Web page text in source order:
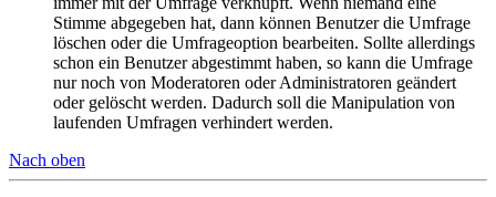
Stimme abgegeben hat, dann können Benutzer die Umfrage
löschen oder die Umfrageoption bearbeiten. Sollte allerdings
schon ein Benutzer abgestimmt haben, so kann die Umfrage
nur noch von Moderatoren oder Administratoren geändert
oder gelöscht werden. Dadurch soll die Manipulation von
laufenden Umfragen verhindert werden.
Nach oben